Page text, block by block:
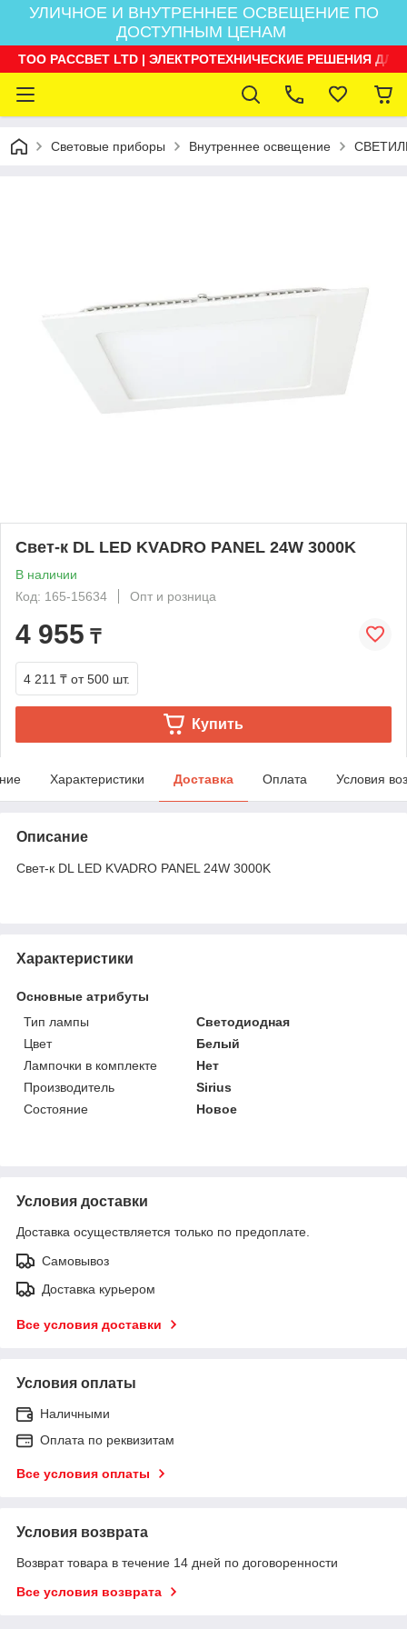
УЛИЧНОЕ И ВНУТРЕННЕЕ ОСВЕЩЕНИЕ ПО
ДОСТУПНЫМ ЦЕНАМ
ТОО РАССВЕТ LTD | ЭЛЕКТРОТЕХНИЧЕСКИЕ РЕШЕНИЯ
Световые приборы Внутреннее освещение
Свет-к DL LED KVADRO PANEL 24W 3000K
В наличии
Код: 165-15634
Опт и розница
4 955 ₸
4 211 ₸ от 500 шт.
Купить
Характеристики Доставка Оплата Условия
Описание
Свет-к DL LED KVADRO PANEL 24W 3000K
Характеристики
Основные атрибуты
Тип лампы
Светодиодная
Цвет
Белый
Лампочки в комплекте
Нет
Производитель
Sirius
Состояние
Новое
Условия доставки
Доставка осуществляется только по предоплате.
Самовывоз
Доставка курьером
Все условия доставки
Условия оплаты
Наличными
Оплата по реквизитам
Все условия оплаты
Условия возврата
Возврат товара в течение 14 дней по договоренности
Все условия возврата